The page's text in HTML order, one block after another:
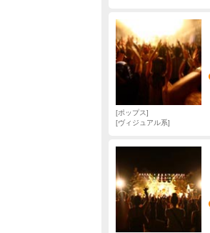
ポップス
ヴィジュアル系